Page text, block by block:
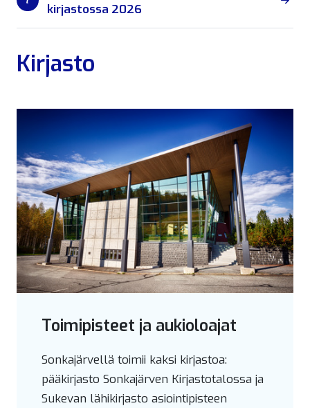
kirjastossa 2026
Kirjasto
Toimipisteet ja aukioloajat
Sonkajärvellä toimii kaksi kirjastoa:
pääkirjasto Sonkajärven Kirjastotalossa ja
Sukevan lähikirjasto asiointipisteen